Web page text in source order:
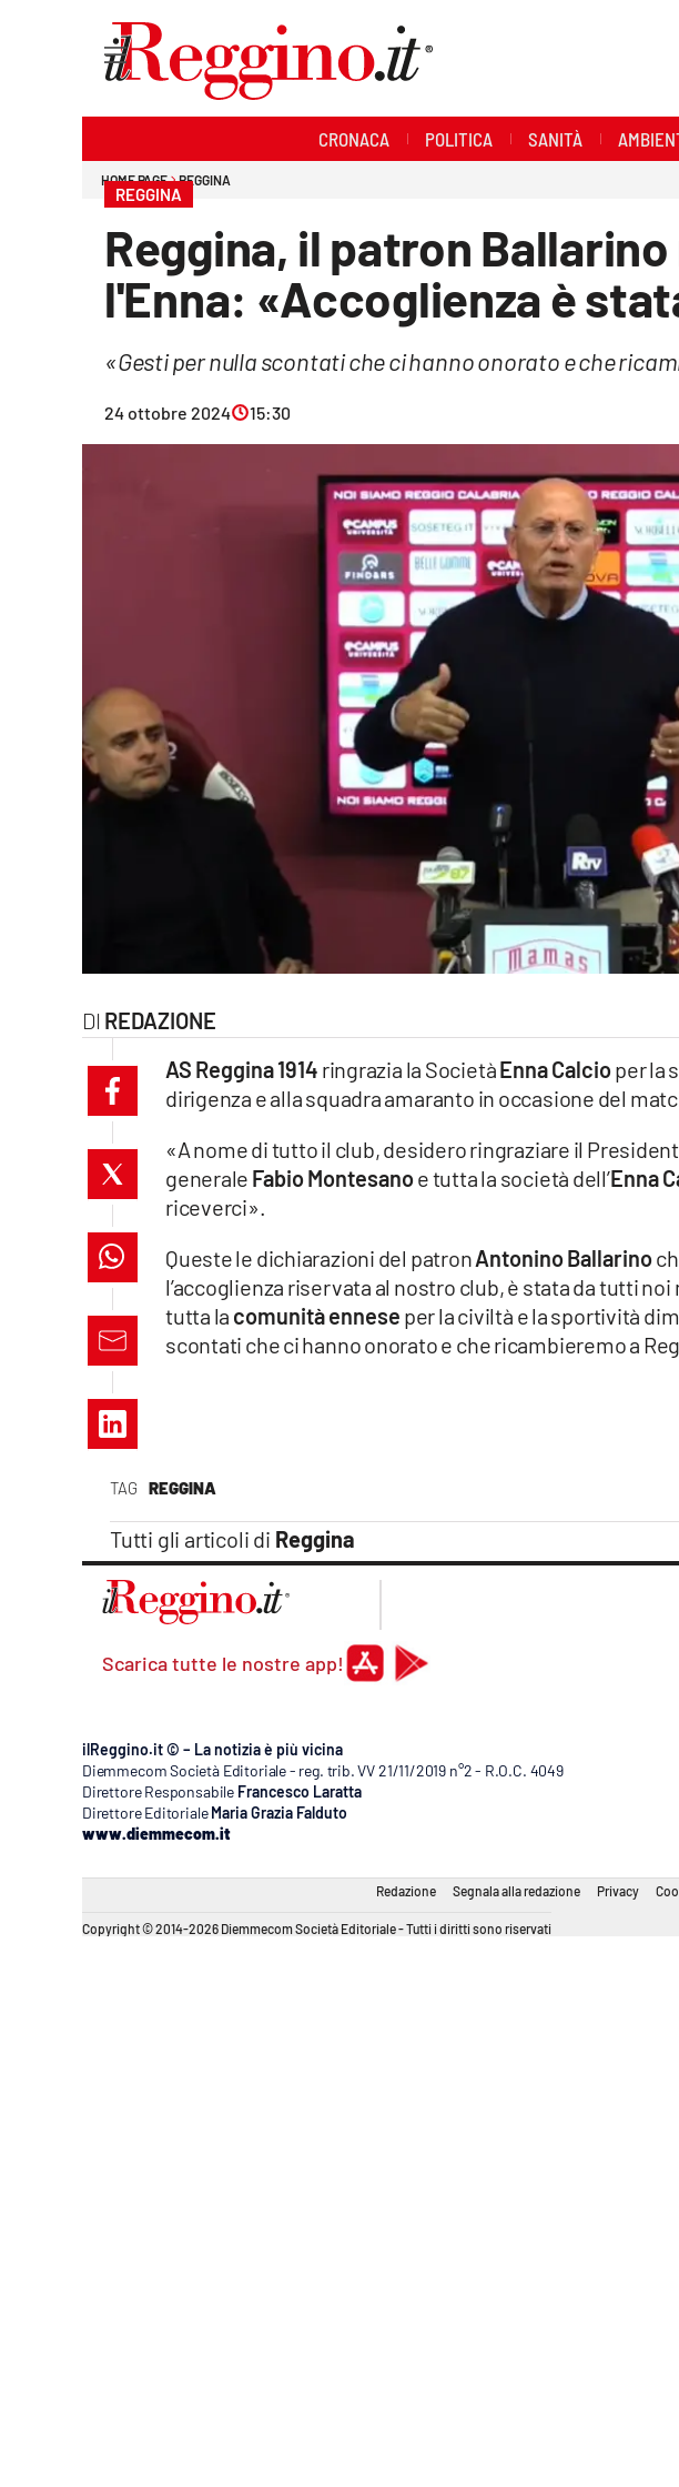
cosenzachannel.it
ilvibonese.it
catanzarochannel.it
lacapitalenews.it
Vai
CRONACA POLITICA SANITÀ
HOME PAGE REGGINA
REGGINA
Reggina, il patron
l'Enna: «Accoglienza è
«Gesti per nulla scontati che ci hanno onorato e che
24 ottobre 2024 15:30
REDAZIONE
TAG REGGINA
Tutti gli articoli di Reggina
AS Reggina 1914 ringrazia la SocietàEnna Calcioper la
dirigenza e alla squadra amaranto in occasione del
«A nome di tutto il club, desidero ringraziare il
generale Fabio Montesanoe tutta la società dell’Enna
riceverci».
Queste le dichiarazioni del patronAntonino Ballarino
l’accoglienza riservata al nostro club, è stata da tutti
tutta la comunità ennese per la civiltà e la sportività
scontati che ci hanno onorato e che ricambieremo a
Scarica tutte le nostre app!
ilReggino.it © – La notizia è più vicina
Diemmecom Società Editoriale - reg. trib. VV 21/11/2019 n°2 - R.O.C. 4049
Direttore Responsabile Francesco Laratta
Direttore Editoriale Maria Grazia Falduto
www.diemmecom.it
Redazione Segnala alla redazione Privacy
Copyright © 2014-2026 Diemmecom Società Editoriale - Tutti i diritti sono riservati